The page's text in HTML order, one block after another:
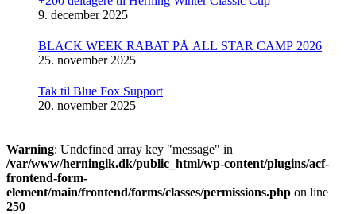
9. december 2025
BLACK WEEK RABAT PÅ ALL STAR CAMP 2026
25. november 2025
Tak til Blue Fox Support
20. november 2025
Warning: Undefined array key "message" in
/var/www/herningik.dk/public_html/wp-content/plugins/acf-
frontend-form-
element/main/frontend/forms/classes/permissions.php on line
250